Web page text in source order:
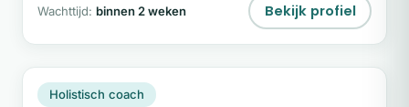
Wachttijd: binnen 2 weken Bekijk profiel
Snel beschikbaar
Holistisch coach